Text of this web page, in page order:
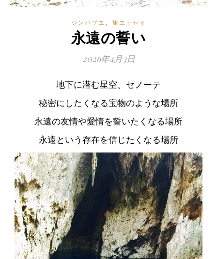
ジンバブエ , 旅エッセイ
永遠の誓い
2026年4月3日
地下に潜む星空、セノーテ
秘密にしたくなる宝物のような場所
永遠の友情や愛情を誓いたくなる場所
永遠という存在を信じたくなる場所